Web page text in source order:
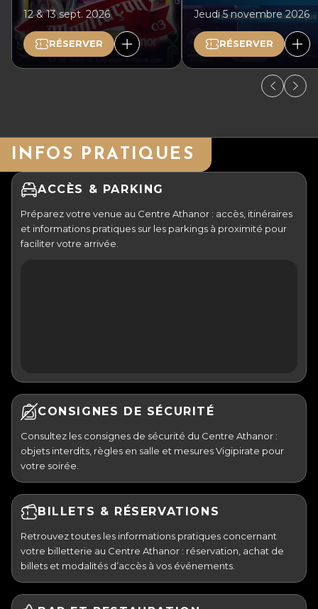
12 & 13 sept. 2026
RÉSERVER
Jeudi 5 novembre 2026
RÉSERVER
INFOS PRATIQUES
ACCÈS & PARKING
Préparez votre venue au Centre Athanor : accès, itinéraires
et informations pratiques sur les parkings à proximité pour
faciliter votre arrivée.
CONSIGNES DE SÉCURITÉ
Consultez les consignes de sécurité du Centre Athanor :
objets interdits, règles en salle et mesures Vigipirate pour
votre soirée.
BILLETS & RÉSERVATIONS
Retrouvez toutes les informations pratiques concernant
votre billetterie au Centre Athanor : réservation, achat de
billets et modalités d’accès à vos événements.